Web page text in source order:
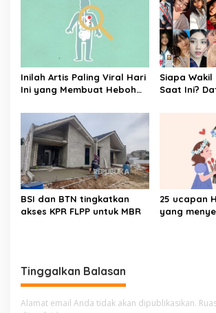
Inilah Artis Paling Viral Hari
Ini yang Membuat Heboh
Tak Terduga dan Wajah
Baru yang Membuat
Netizen Penasaran
Siapa Wakil
Saat Ini?
Sepanjang
BSI dan BTN tingkatkan
akses KPR FLPP untuk MBR
25 ucapan
yang
Tinggalkan Balasan
Alamat email Anda tidak akan dipublikasikan.